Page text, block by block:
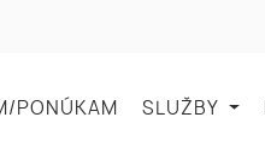
PONÚKAM SLUŽBY